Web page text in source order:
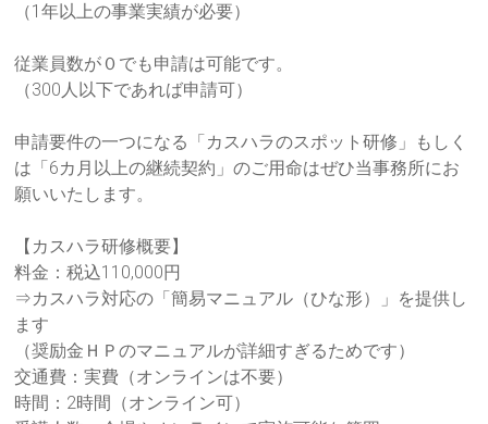
（1年以上の事業実績が必要）
従業員数が０でも申請は可能です。
（300人以下であれば申請可）
申請要件の一つになる「カスハラのスポット研修」もしく
は「6カ 月以上の継続契約」のご用命はぜひ当事務所にお
願いいたします。
【カスハラ研修概要】
料金：税込110,000円
⇒カスハラ対応の「簡易マニュアル（ひな形）」を提供し
ます
（奨励金ＨＰのマニュアルが詳細すぎるためです）
交通費：実費（オンラインは不要）
時間：2時間（オンライン可）